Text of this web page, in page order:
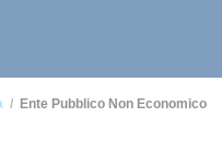
Ente Pubblico Non Economico